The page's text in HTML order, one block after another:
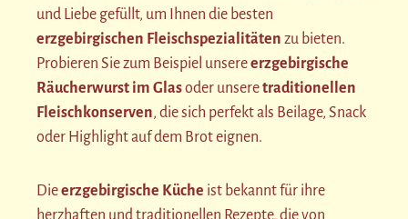
und Liebe gefüllt, um Ihnen die besten
erzgebirgischen Fleischspezialitäten zu bieten.
Probieren Sie zum Beispiel unsereerzgebirgische
Räucherwurst im Glasoder unseretraditionellen
Fleischkonserven, die sich perfekt als Beilage, Snack
oder Highlight auf dem Brot eignen.
Dieerzgebirgische Küche ist bekannt für ihre
herzhaften und traditionellen Rezepte, die von